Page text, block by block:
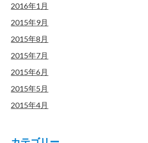
2016年1月
2015年9月
2015年8月
2015年7月
2015年6月
2015年5月
2015年4月